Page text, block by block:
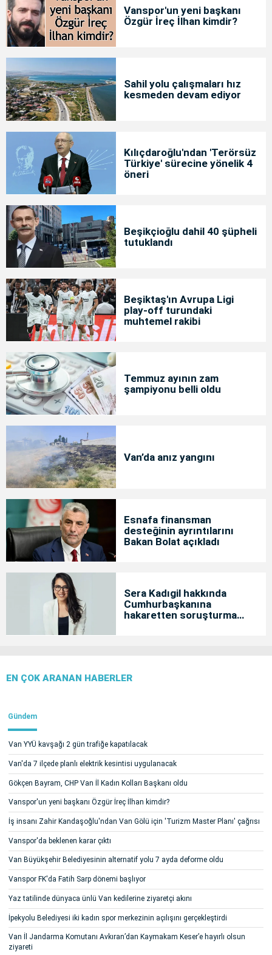
Vanspor'un yeni başkanı
Özgür İreç İlhan kimdir?
Sahil yolu çalışmaları hız
kesmeden devam ediyor
Kılıçdaroğlu'ndan 'Terörsüz
Türkiye' sürecine yönelik 4
öneri
Beşikçioğlu dahil 40 şüpheli
tutuklandı
Beşiktaş'ın Avrupa Ligi
play-off turundaki
muhtemel rakibi
Temmuz ayının zam
şampiyonu belli oldu
Van’da anız yangını
Esnafa finansman
desteğinin ayrıntılarını
Bakan Bolat açıkladı
Sera Kadıgil hakkında
Cumhurbaşkanına
hakaretten soruşturma
EN ÇOK ARANAN HABERLER
Gündem
Van YYÜ kavşağı 2 gün trafiğe kapatılacak
Van'da 7 ilçede planlı elektrik kesintisi uygulanacak
Gökçen Bayram, CHP Van İl Kadın Kolları Başkanı oldu
Vanspor'un yeni başkanı Özgür İreç İlhan kimdir?
İş insanı Zahir Kandaşoğlu'ndan Van Gölü için 'Turizm Master Planı' çağrısı
Vanspor'da beklenen karar çıktı
Van Büyükşehir Belediyesinin alternatif yolu 7 ayda deforme oldu
Vanspor FK'da Fatih Sarp dönemi başlıyor
Yaz tatilinde dünyaca ünlü Van kedilerine ziyaretçi akını
İpekyolu Belediyesi iki kadın spor merkezinin açılışını gerçekleştirdi
Van İl Jandarma Komutanı Avkıran’dan Kaymakam Keser’e hayırlı olsun
ziyareti